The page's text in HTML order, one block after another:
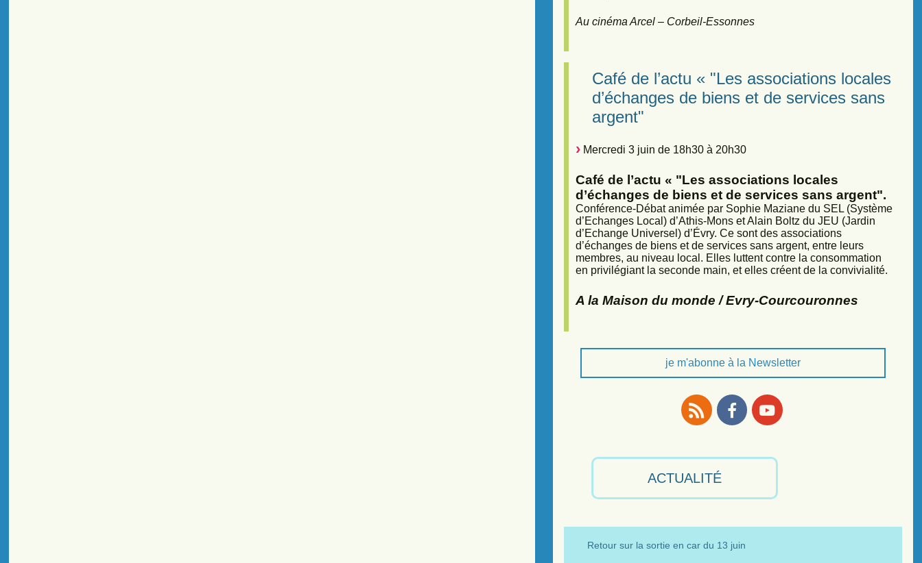
Au cinéma Arcel – Corbeil-Essonnes
Café de l’actu « "Les associations locales
d’échanges de biens et de services sans
argent"
Mercredi 3 juin de 18h30 à 20h30
Café de l’actu « "Les associations locales
d’échanges de biens et de services sans argent".
Conférence-Débat animée par Sophie Maziane du SEL (Système
d’Echanges Local) d’Athis-Mons et Alain Boltz du JEU (Jardin
d’Echange Universel) d’Évry. Ce sont des associations
d’échanges de biens et de services sans argent, entre leurs
membres, au niveau local. Elles luttent contre la consommation
en privilégiant la seconde main, et elles créent de la convivialité.
A la Maison du monde / Evry-Courcouronnes
je m'abonne à la Newsletter
ACTUALITÉ
Retour sur la sortie en car du 13 juin